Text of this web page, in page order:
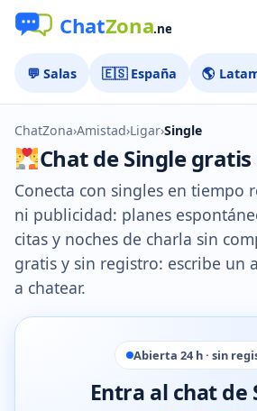
💬 Salas 🇪🇸 España 🌎
ChatZona›Amistad›Ligar›Single
Chat de Single
Conecta con singles en tiempo
ni publicidad: planes
citas y noches de charla sin
gratis y sin registro: escribe un
a chatear.
Abierta 24 h · sin
Entra al chat de